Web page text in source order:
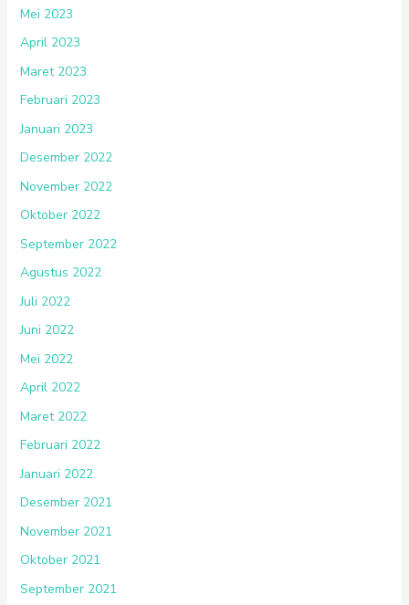
Mei 2023
April 2023
Maret 2023
Februari 2023
Januari 2023
Desember 2022
November 2022
Oktober 2022
September 2022
Agustus 2022
Juli 2022
Juni 2022
Mei 2022
April 2022
Maret 2022
Februari 2022
Januari 2022
Desember 2021
November 2021
Oktober 2021
September 2021